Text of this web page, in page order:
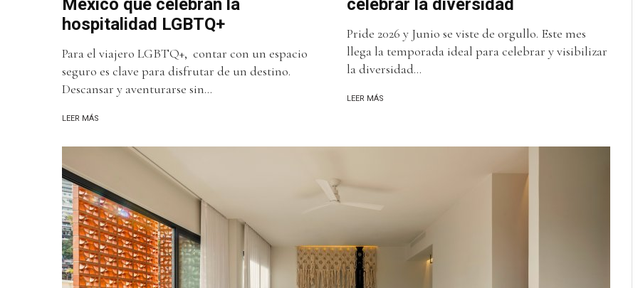
hospitalidad LGBTQ+
Para el viajero LGBTQ+, contar con un espacio
seguro es clave para disfrutar de un destino.
Descansar y aventurarse sin...
LEER MÁS
Pride 2026 y Junio se viste de orgullo. Este mes
llega la temporada ideal para celebrar y visibilizar
la diversidad...
LEER MÁS